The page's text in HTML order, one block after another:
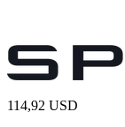
114,92 USD